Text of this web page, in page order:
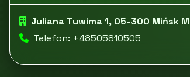
Juliana Tuwima 1, 05-300 Mińsk
Telefon: +48505810505